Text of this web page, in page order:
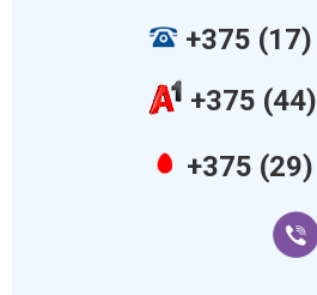
+375 (17)
+375 (44)
+375 (29)